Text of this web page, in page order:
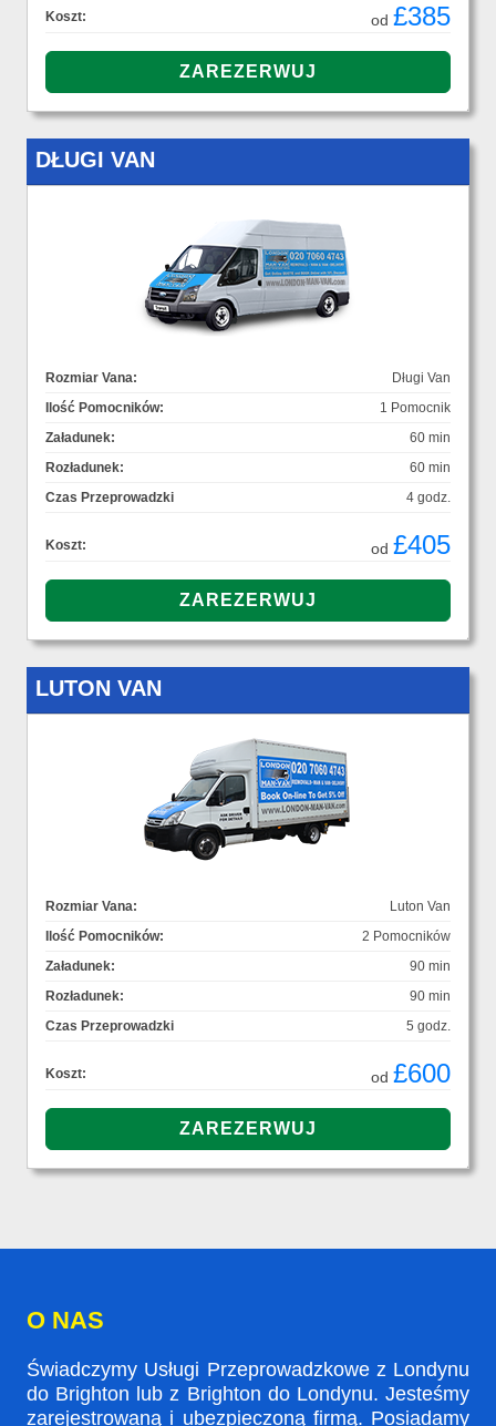
Koszt: od £385
DŁUGI VAN
Rozmiar Vana:
Długi Van
Ilość Pomocników:
1 Pomocnik
Załadunek:
60 min
Rozładunek:
60 min
Czas Przeprowadzki
4 godz.
Koszt: od £405
LUTON VAN
Rozmiar Vana:
Luton Van
Ilość Pomocników:
2 Pomocników
Załadunek:
90 min
Rozładunek:
90 min
Czas Przeprowadzki
5 godz.
Koszt: od £600
O NAS
Świadczymy Usługi Przeprowadzkowe z Londynu
do Brighton lub z Brighton do Londynu. Jesteśmy
zarejestrowaną i ubezpieczoną firmą. Posiadamy